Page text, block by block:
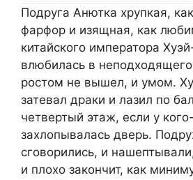
Подруга Анютка хрупкая,
фарфор и изящная, как
китайского императора
влюбилась в
ростом не вышел, и умом.
затевал драки и лазил по
четвертый этаж, если у
захлопывалась дверь.
сговорились, и
и плохо закончит, как